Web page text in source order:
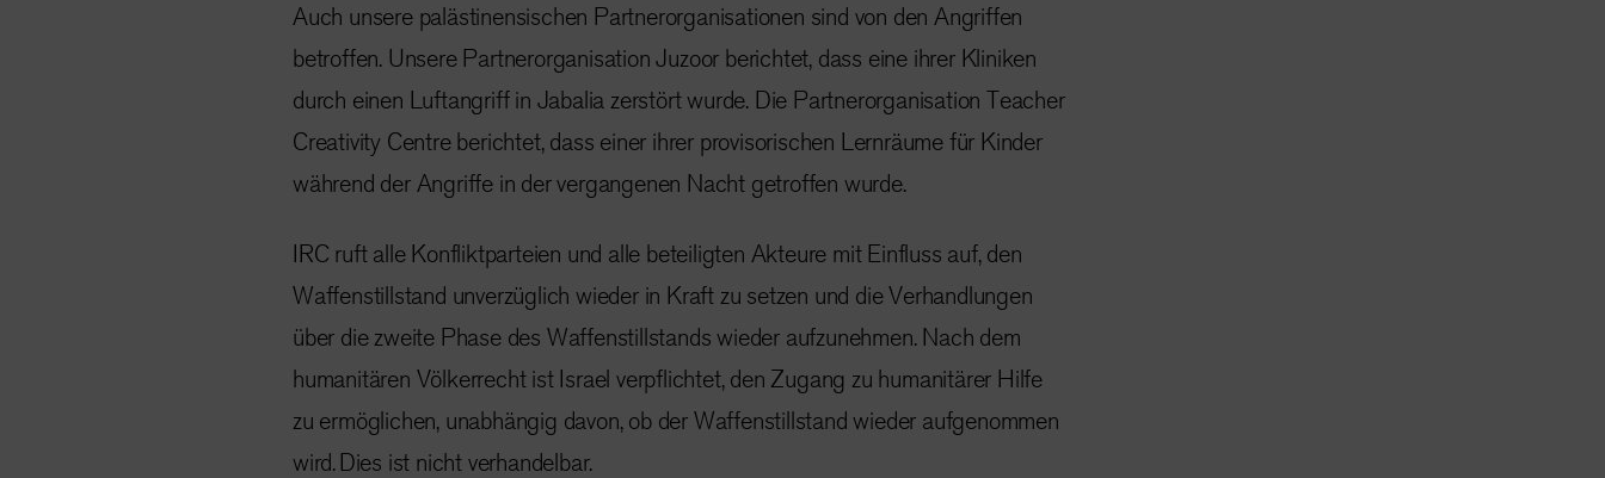
Auch unsere palästinensischen Partnerorganisationen sind von den Angriffen
betroffen. Unsere Partnerorganisation Juzoor berichtet, dass eine ihrer Kliniken
durch einen Luftangriff in Jabalia zerstört wurde. Die Partnerorganisation Teacher
Creativity Centre berichtet, dass einer ihrer provisorischen Lernräume für Kinder
während der Angriffe in der vergangenen Nacht getroffen wurde.
IRC ruft alle Konfliktparteien und alle beteiligten Akteure mit Einfluss auf, den
Waffenstillstand unverzüglich wieder in Kraft zu setzen und die Verhandlungen
über die zweite Phase des Waffenstillstands wieder aufzunehmen. Nach dem
humanitären Völkerrecht ist Israel verpflichtet, den Zugang zu humanitärer Hilfe
zu ermöglichen, unabhängig davon, ob der Waffenstillstand wieder aufgenommen
wird. Dies ist nicht verhandelbar.